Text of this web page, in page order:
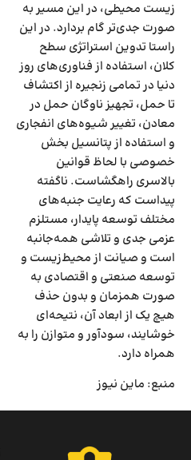
زیست محیطی، در این مسیر به
صورت جدی‌‌‌تر گام بردارد. در این
راستا تدوین استراتژی سطح
کلان، استفاده از فناوری‌‌‌های روز
دنیا در تمامی زنجیره از اکتشاف
تا حمل، تجهیز ناوگان حمل در
معادن، تغییر شیوه‌‌‌های انفجاری
و استفاده از پتانسیل بخش
خصوصی با لحاظ قوانین
بالاسری راهگشاست. ناگفته
پیداست که رعایت جنبه‌‌‌های
مختلف توسعه پایدار، مستلزم
عزمی جدی و تلاشی همه‌جانبه
است و صیانت از محیط‌زیست و
توسعه صنعتی و اقتصادی به
صورت همزمان و بدون حذف
هیچ یک از ابعاد آن، نتیحه‌‌‌ای
خوشایند، سودآور و متوازن را به
همراه دارد.
منبع: ماین نیوز